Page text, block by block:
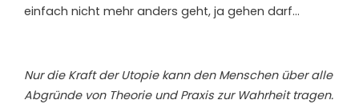
einfach nicht mehr anders geht, ja gehen darf…
Nur die Kraft der Utopie kann den Menschen über alle
Abgründe von Theorie und Praxis zur Wahrheit tragen.